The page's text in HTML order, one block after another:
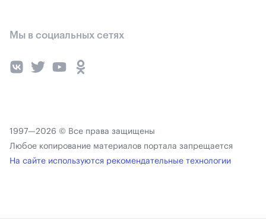
Мы в социальных сетях
1997—2026 © Все права защищены
Любое копирование материалов портала запрещается
На сайте используются рекомендательные технологии